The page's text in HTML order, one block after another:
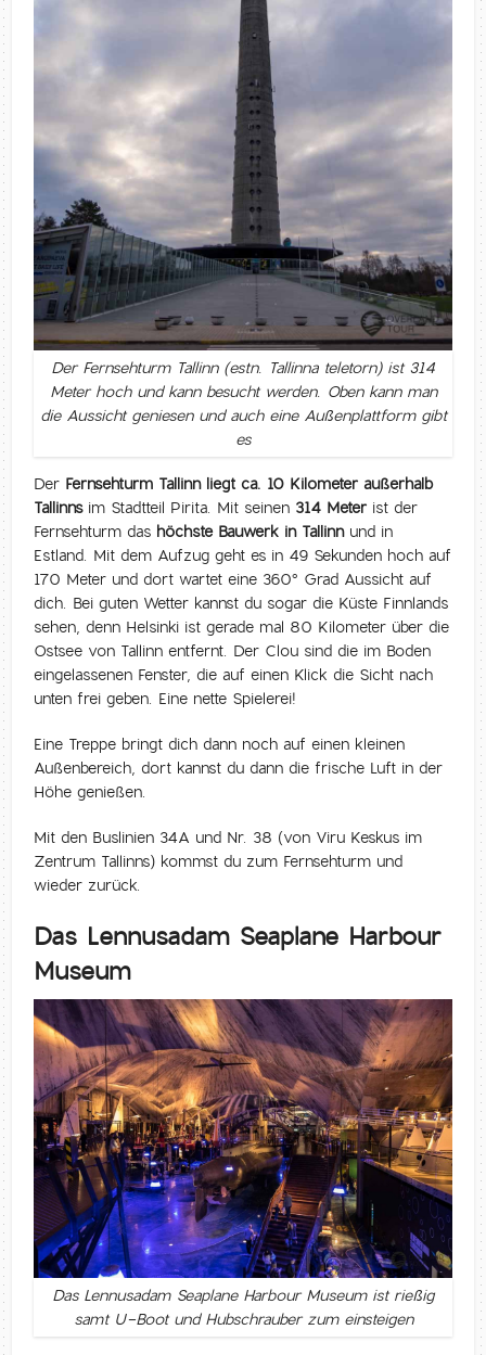
Der Fernsehturm Tallinn (estn. Tallinna teletorn) ist 314
Meter hoch und kann besucht werden. Oben kann man
die Aussicht geniesen und auch eine Außenplattform gibt
es
Der Fernsehturm Tallinn liegt ca. 10 Kilometer außerhalb
Tallinnsim Stadtteil Pirita. Mit seinen 314 Meter ist der
Fernsehturm das höchste Bauwerk in Tallinnund in
Estland. Mit dem Aufzug geht es in 49 Sekunden hoch auf
170 Meter und dort wartet eine 360° Grad Aussicht auf
dich. Bei guten Wetter kannst du sogar die Küste Finnlands
sehen, denn Helsinki ist gerade mal 80 Kilometer über die
Ostsee von Tallinn entfernt. Der Clou sind die im Boden
eingelassenen Fenster, die auf einen Klick die Sicht nach
unten frei geben. Eine nette Spielerei!
Eine Treppe bringt dich dann noch auf einen kleinen
Außenbereich, dort kannst du dann die frische Luft in der
Höhe genießen.
Mit den Buslinien 34A und Nr. 38 (von Viru Keskus im
Zentrum Tallinns) kommst du zum Fernsehturm und
wieder zurück.
Das Lennusadam Seaplane Harbour
Museum
Das Lennusadam Seaplane Harbour Museum ist rießig
samt U-Boot und Hubschrauber zum einsteigen